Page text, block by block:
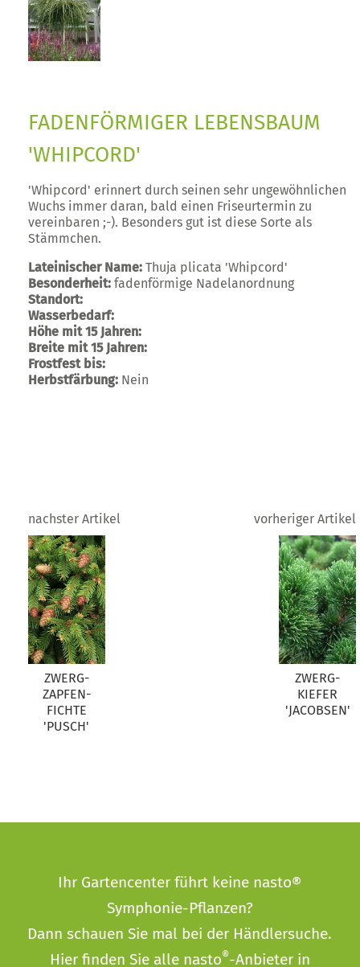
FADENFÖRMIGER LEBENSBAUM
'WHIPCORD'
'Whipcord' erinnert durch seinen sehr ungewöhnlichen
Wuchs immer daran, bald einen Friseurtermin zu
vereinbaren ;-). Besonders gut ist diese Sorte als
Stämmchen.
Lateinischer Name: Thuja plicata 'Whipcord'
Besonderheit: fadenförmige Nadelanordnung
Standort:
Wasserbedarf:
Höhe mit 15 Jahren:
Breite mit 15 Jahren:
Frostfest bis:
Herbstfärbung: Nein
nachster Artikel
ZWERG-
ZAPFEN-
FICHTE
'PUSCH'
vorheriger Artikel
ZWERG-
KIEFER
'JACOBSEN'
Ihr Gartencenter führt keine nasto®
Symphonie-Pflanzen?
Dann schauen Sie mal bei der Händlersuche.
Hier finden Sie alle nasto®-Anbieter in